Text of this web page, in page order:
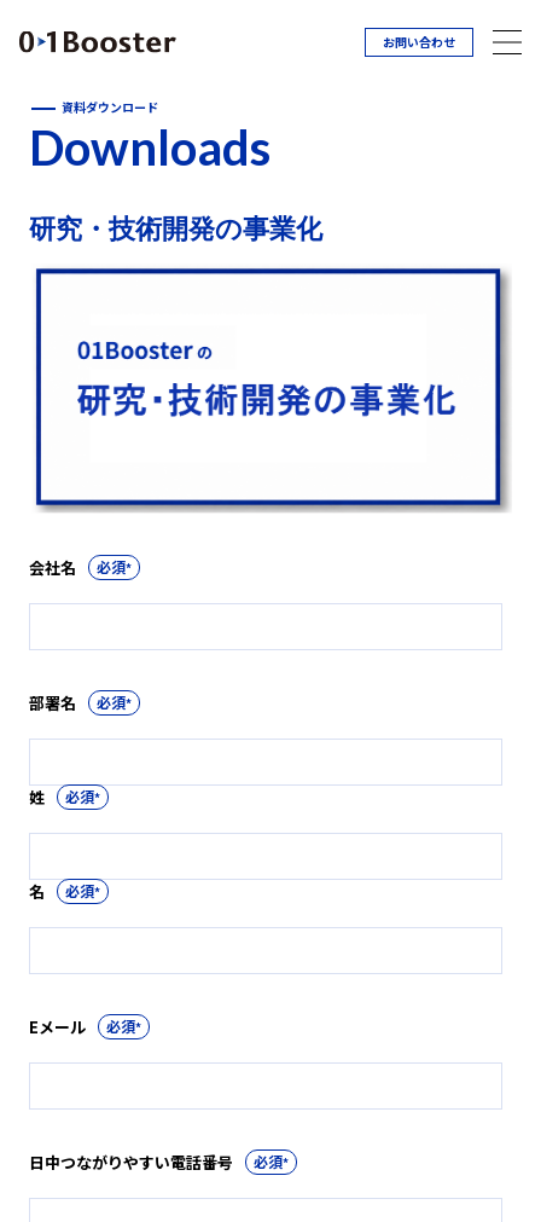
お問い合わせ
資料ダウンロード
Downloads
研究・技術開発の事業化
会社名 *
部署名 *
姓 *
名 *
Eメール *
日中つながりやすい電話番号 *